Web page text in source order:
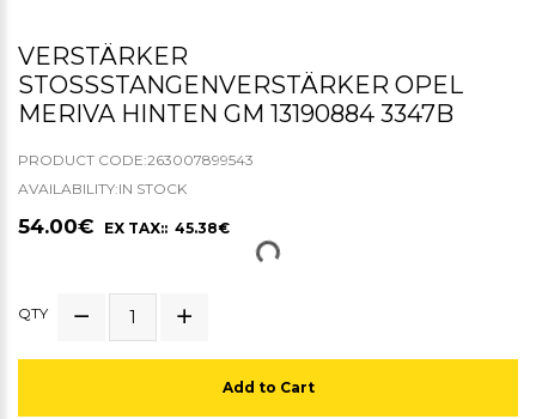
VERSTÄRKER
STOSSSTANGENVERSTÄRKER OPEL M
ERIVA HINTEN GM 13190884 3347B
PRODUCT CODE:263007899543
AVAILABILITY:IN STOCK
54.00€ EX TAX:: 45.38€
QTY
Add to Cart